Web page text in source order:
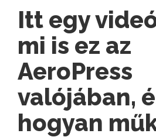
Itt egy
mi is ez az
AeroPress
valójában,
hogyan